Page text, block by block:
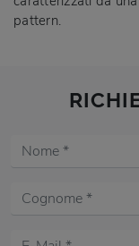
pattern.